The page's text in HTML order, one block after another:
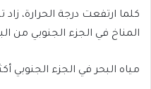
كلما ارتفعت درجة الحرارة، زاد
المناخ في الجزء الجنوبي من
مياه البحر في الجزء الجنوبي